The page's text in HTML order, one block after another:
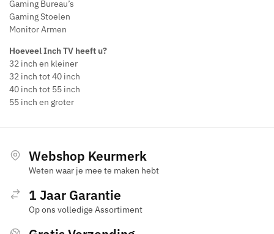
Gaming Bureau’s
Gaming Stoelen
Monitor Armen
Hoeveel Inch TV heeft u?
32 inch en kleiner
32 inch tot 40 inch
40 inch tot 55 inch
55 inch en groter
Webshop Keurmerk
Weten waar je mee te maken hebt
1 Jaar Garantie
Op ons volledige Assortiment